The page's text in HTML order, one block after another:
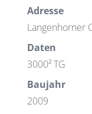
Adresse
Langenhorner
Daten
3000² TG
Baujahr
2009